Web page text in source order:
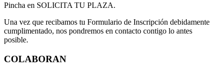
Pincha en SOLICITA TU PLAZA.
Una vez que recibamos tu Formulario de Inscripción debidamente
cumplimentado, nos pondremos en contacto contigo lo antes
posible.
COLABORAN